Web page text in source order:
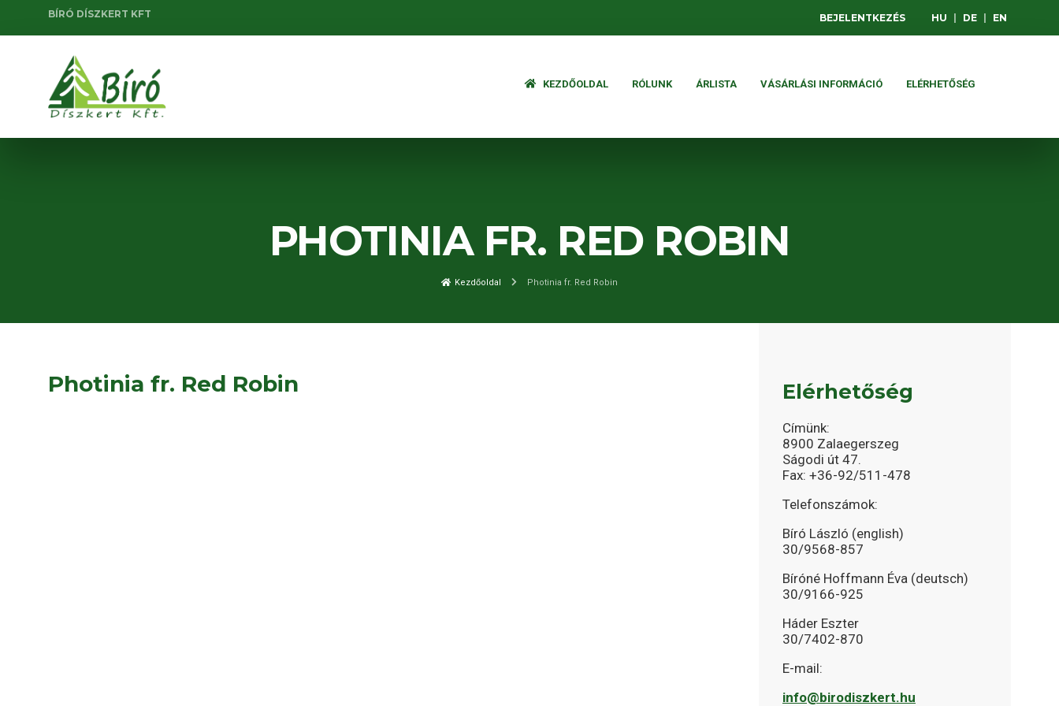
BÍRÓ DÍSZKERT KFT BEJELENTKEZÉS HU DE EN
KEZDŐOLDAL RÓLUNK ÁRLISTA VÁSÁRLÁSI INFORMÁCIÓ ELÉRHETŐSÉG
PHOTINIA FR. RED ROBIN
Kezdőoldal Photinia fr. Red Robin
Photinia fr. Red Robin Elérhetőség
Címünk:
8900 Zalaegerszeg
Ságodi út 47.
Fax: +36-92/511-478
Telefonszámok:
Bíró László (english)
30/9568-857
Bíróné Hoffmann Éva (deutsch)
30/9166-925
Háder Eszter
30/7402-870
E-mail:
info@birodiszkert.hu